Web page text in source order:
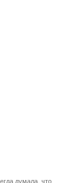
думала, что